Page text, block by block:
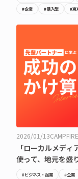
#企業
#購入型 #東
2026/01/13
「ローカルメデ
使って、地元を盛
#ビジネス・起業 #企業